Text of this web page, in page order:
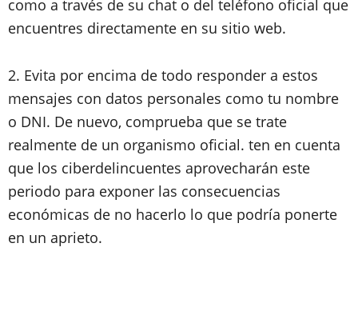
como a través de su chat o del teléfono oficial que
encuentres directamente en su sitio web.
2. Evita por encima de todo responder a estos
mensajes con datos personales como tu nombre
o DNI. De nuevo, comprueba que se trate
realmente de un organismo oficial. ten en cuenta
que los ciberdelincuentes aprovecharán este
periodo para exponer las consecuencias
económicas de no hacerlo lo que podría ponerte
en un aprieto.